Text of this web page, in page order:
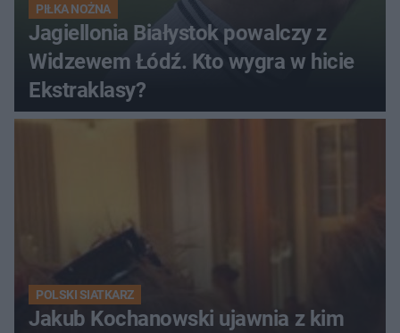
PIŁKA NOŻNA
Jagiellonia Białystok powalczy z
Widzewem Łódź. Kto wygra w hicie
Ekstraklasy?
POLSKI SIATKARZ
Jakub Kochanowski ujawnia z kim